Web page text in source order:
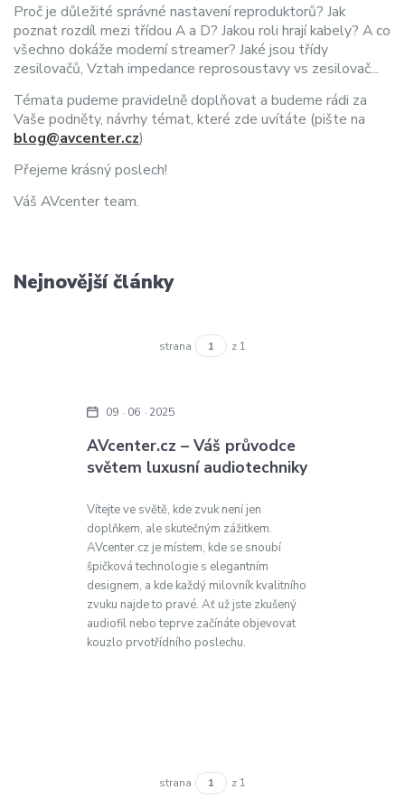
Proč je důležité správné nastavení reproduktorů? Jak
poznat rozdíl mezi třídou A a D? Jakou roli hrají kabely? A co
všechno dokáže moderní streamer? Jaké jsou třídy
zesilovačů, Vztah impedance reprosoustavy vs zesilovač...
Témata pudeme pravidelně doplňovat a budeme rádi za
Vaše podněty, návrhy témat, které zde uvítáte (pište na
blog@avcenter.cz)
Přejeme krásný poslech!
Váš AVcenter team.
Nejnovější články
strana z 1
AVcenter.cz – Váš průvodce
světem luxusní audiotechniky
09 06 2025
Vítejte ve světě, kde zvuk není jen
doplňkem, ale skutečným zážitkem.
AVcenter.cz je místem, kde se snoubí
špičková technologie s elegantním
designem, a kde každý milovník kvalitního
zvuku najde to pravé. Ať už jste zkušený
audiofil nebo teprve začínáte objevovat
kouzlo prvotřídního poslechu.
strana z 1